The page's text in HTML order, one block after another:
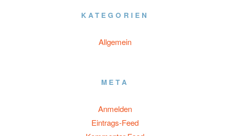
KATEGORIEN
Allgemein
META
Anmelden
Eintrags-Feed